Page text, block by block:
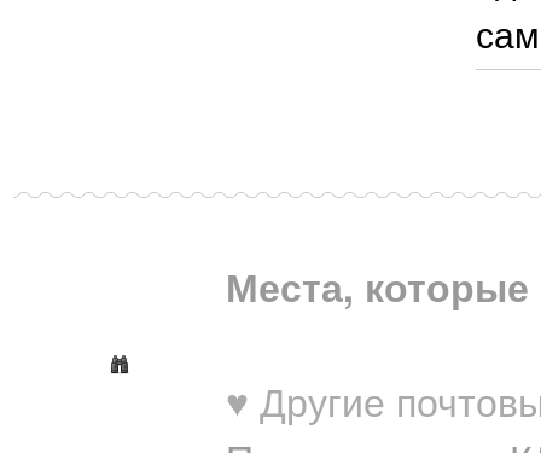
Места, которые
♥ Другие